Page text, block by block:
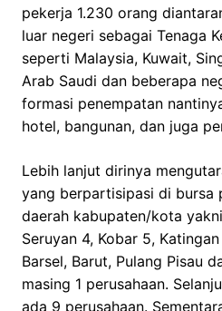
pekerja 1.230 orang
luar negeri sebagai Tenaga
seperti Malaysia, Kuwait,
Arab Saudi dan beberapa
formasi penempatan
hotel, bangunan, dan juga
Lebih lanjut dirinya
yang berpartisipasi di bursa
daerah kabupaten/kota
Seruyan 4, Kobar 5,
Barsel, Barut, Pulang Pisau
masing 1 perusahaan.
ada 9 perusahaan.